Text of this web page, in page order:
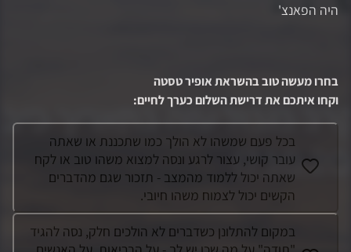
היה הפאנצ'
בחרו מעשה טוב בהשראתאופיר טסטה
וקחו איתכם את דרישת השלום כערך לחיים:
בכל פעם שמשהו לא הולך כמו שתכננת או שאתה
עובר קושי, עצור לרגע ונסה למצוא משהו טוב או לקח
שאתה יכול ללמוד מהמצב - תזכור שגם מהדברים
הקשים יכול לצמוח משהו חיובי.
במקום להתלונן כשדברים לא הולכים חלק, נסה להגיד